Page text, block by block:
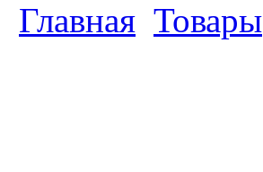
Главная Товары